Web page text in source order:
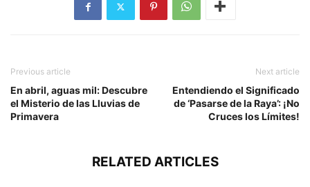
Previous article
En abril, aguas mil: Descubre
el Misterio de las Lluvias de
Primavera
Next article
Entendiendo el Significado
de ‘Pasarse de la Raya’: ¡No
Cruces los Límites!
RELATED ARTICLES